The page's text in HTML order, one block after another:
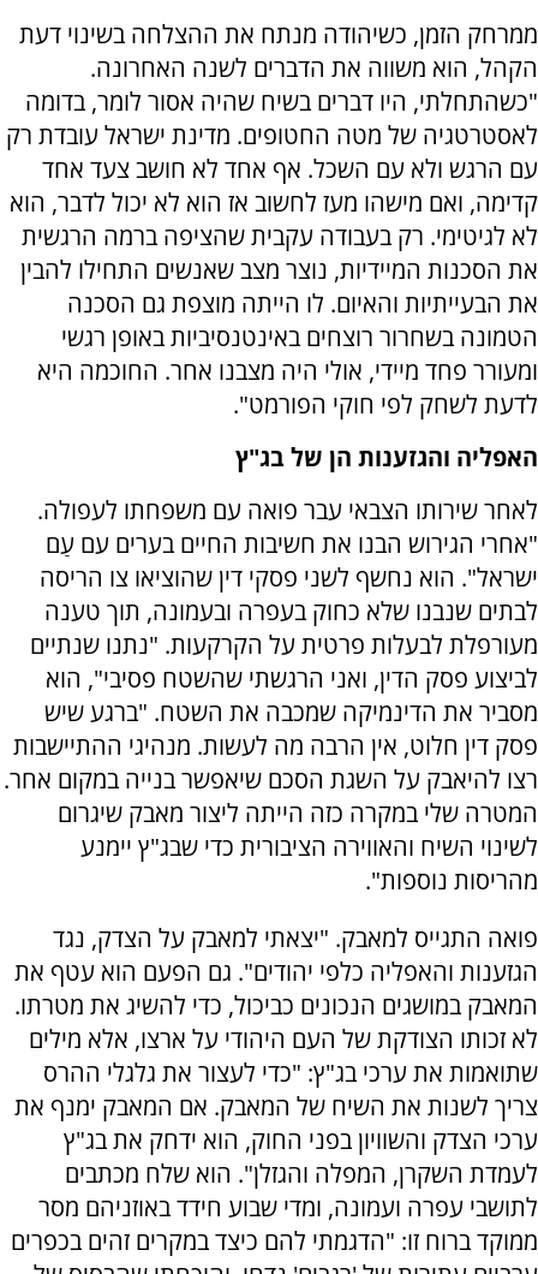
ממרחק הזמן, כשיהודה מנתח את ההצלחה בשינוי דעת
הקהל, הוא משווה את הדברים לשנה האחרונה.
"כשהתחלתי, היו דברים בשיח שהיה אסור לומר, בדומה
לאסטרטגיה של מטה החטופים. מדינת ישראל עובדת רק
עם הרגש ולא עם השכל. אף אחד לא חושב צעד אחד
קדימה, ואם מישהו מעז לחשוב אז הוא לא יכול לדבר, הוא
לא לגיטימי. רק בעבודה עקבית שהציפה ברמה הרגשית
את הסכנות המיידיות, נוצר מצב שאנשים התחילו להבין
את הבעייתיות והאיום. לו הייתה מוצפת גם הסכנה
הטמונה בשחרור רוצחים באינטנסיביות באופן רגשי
ומעורר פחד מיידי, אולי היה מצבנו אחר. החוכמה היא
לדעת לשחק לפי חוקי הפורמט".
האפליה והגזענות הן של בג"ץ
לאחר שירותו הצבאי עבר פואה עם משפחתו לעפולה.
"אחרי הגירוש הבנו את חשיבות החיים בערים עם עַם
ישראל". הוא נחשף לשני פסקי דין שהוציאו צו הריסה
לבתים שנבנו שלא כחוק בעפרה ובעמונה, תוך טענה
מעורפלת לבעלות פרטית על הקרקעות. "נתנו שנתיים
לביצוע פסק הדין, ואני הרגשתי שהשטח פסיבי", הוא
מסביר את הדינמיקה שמכבה את השטח. "ברגע שיש
פסק דין חלוט, אין הרבה מה לעשות. מנהיגי ההתיישבות
רצו להיאבק על השגת הסכם שיאפשר בנייה במקום אחר.
המטרה שלי במקרה כזה הייתה ליצור מאבק שיגרום
לשינוי השיח והאווירה הציבורית כדי שבג"ץ יימנע
מהריסות נוספות".
פואה התגייס למאבק. "יצאתי למאבק על הצדק, נגד
הגזענות והאפליה כלפי יהודים". גם הפעם הוא עטף את
המאבק במושגים הנכונים כביכול, כדי להשיג את מטרתו.
לא זכותו הצודקת של העם היהודי על ארצו, אלא מילים
שתואמות את ערכי בג"ץ: "כדי לעצור את גלגלי ההרס
צריך לשנות את השיח של המאבק. אם המאבק ימנף את
ערכי הצדק והשוויון בפני החוק, הוא ידחק את בג"ץ
לעמדת השקרן, המפלה והגזלן". הוא שלח מכתבים
לתושבי עפרה ועמונה, ומדי שבוע חידד באוזניהם מסר
ממוקד ברוח זו: "הדגמתי להם כיצד במקרים זהים בכפרים